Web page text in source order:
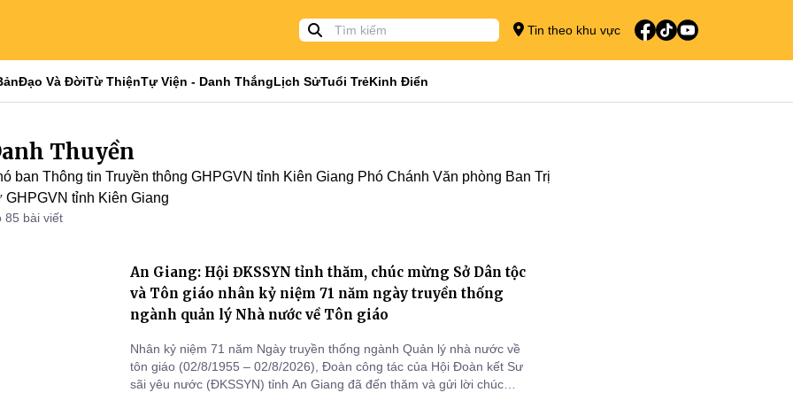
Tin theo khu vực
Đạo Và ĐờiTừ ThiệnTự Viện - Danh ThắngLịch SửTuổi TrẻKinh Điển
Thuyền
ban Thông tin Truyền thông GHPGVN tỉnh Kiên Giang Phó Chánh Văn phòng Ban Trị
GHPGVN tỉnh Kiên Giang
85 bài viết
An Giang: Hội ĐKSSYN tỉnh thăm, chúc mừng Sở Dân tộc
và Tôn giáo nhân kỷ niệm 71 năm ngày truyền thống
ngành quản lý Nhà nước về Tôn giáo
Nhân kỷ niệm 71 năm Ngày truyền thống ngành Quản lý nhà nước về
tôn giáo (02/8/1955 – 02/8/2026), Đoàn công tác của Hội Đoàn kết Sư
sãi yêu nước (ĐKSSYN) tỉnh An Giang đã đến thăm và gửi lời chúc